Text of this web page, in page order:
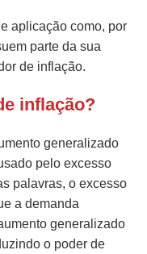
aplicação como, por
parte da sua
de inflação.
inflação?
generalizado
pelo excesso
palavras, o excesso
a demanda
generalizado
o poder de